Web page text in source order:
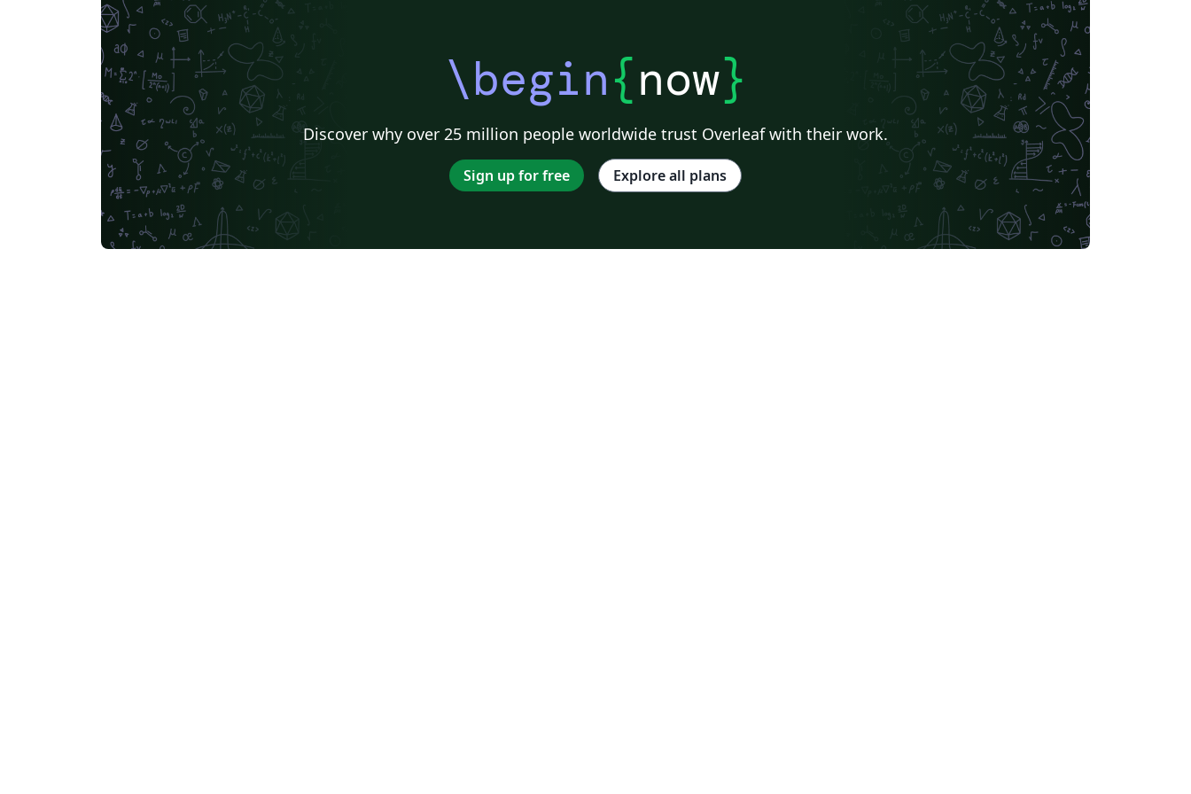
\begin{now}
Discover why over 25 million people worldwide trust Overleaf with their work.
Sign up for free Explore all plans